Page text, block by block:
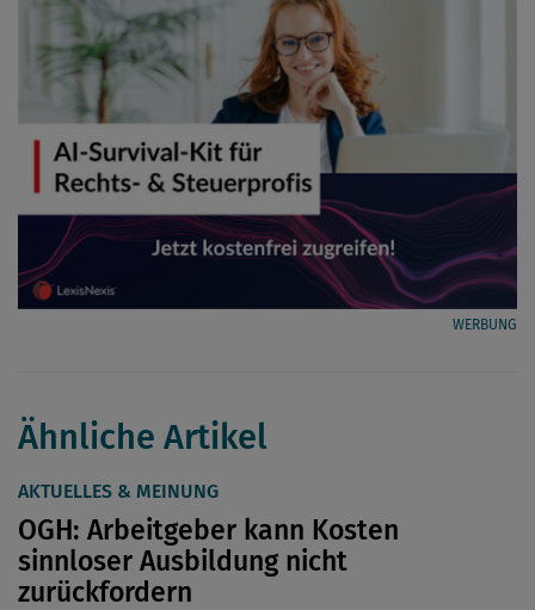
WERBUNG
Ähnliche Artikel
AKTUELLES & MEINUNG
OGH: Arbeitgeber kann Kosten
sinnloser Ausbildung nicht
zurückfordern